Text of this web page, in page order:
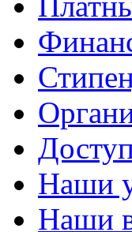
Наши
Наши